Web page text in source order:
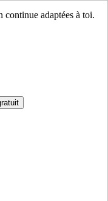
continue adaptées à toi.